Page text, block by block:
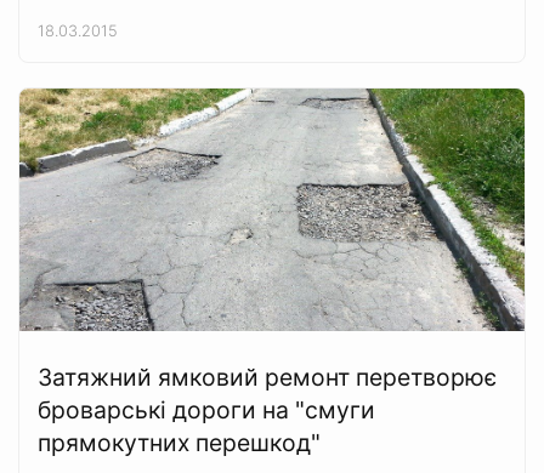
18.03.2015
Затяжний ямковий ремонт перетворює
броварські дороги на "смуги
прямокутних перешкод"